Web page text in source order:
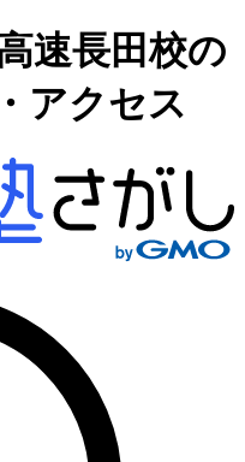
速長田校の
アクセス